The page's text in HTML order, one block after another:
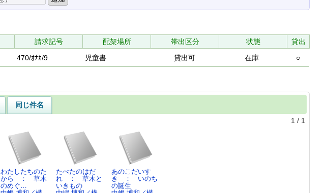
請求記号 配架場所 帯出区分 状態
貸出
470/ｵﾅｶ/9 児童書 貸出可 在庫 ○
同じ件名
1 / 1
わたしたちのた
から ： 草木
のめぐ…
たべたのはだ
れ ： 草木と
いきもの
あのこだいす
き ： いのち
の誕生